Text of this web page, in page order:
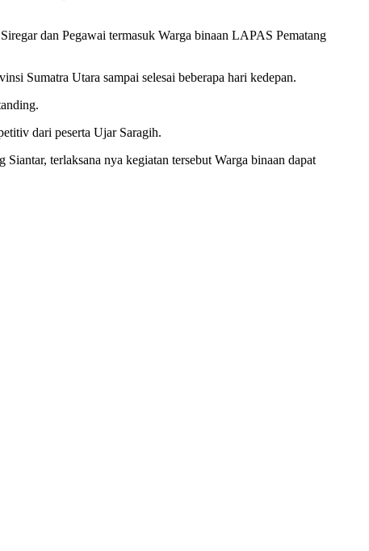
dan Pegawai termasuk Warga binaan LAPAS Pematang
Sumatra Utara sampai selesai beberapa hari kedepan.
dari peserta Ujar Saragih.
terlaksana nya kegiatan tersebut Warga binaan dapat